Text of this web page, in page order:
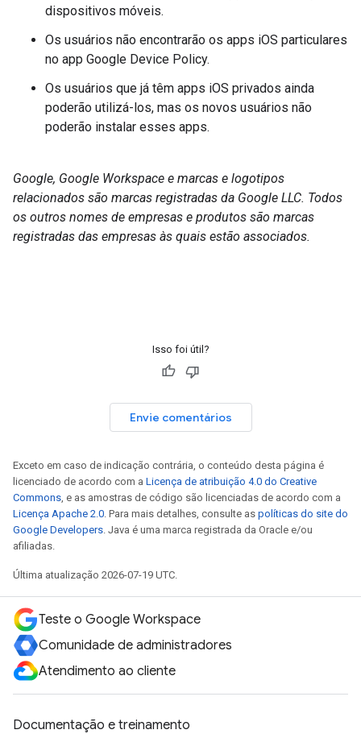
dispositivos móveis.
Os usuários não encontrarão os apps iOS particulares
no app Google Device Policy.
Os usuários que já têm apps iOS privados ainda
poderão utilizá-los, mas os novos usuários não
poderão instalar esses apps.
Google, Google Workspace e marcas e logotipos
relacionados são marcas registradas da Google LLC. Todos
os outros nomes de empresas e produtos são marcas
registradas das empresas às quais estão associados.
Isso foi útil?
Envie comentários
Exceto em caso de indicação contrária, o conteúdo desta página é
licenciado de acordo com a Licença de atribuição 4.0 do Creative
Commons, e as amostras de código são licenciadas de acordo com a
Licença Apache 2.0. Para mais detalhes, consulte as políticas do site do
Google Developers. Java é uma marca registrada da Oracle e/ou
afiliadas.
Última atualização 2026-07-19 UTC.
Teste o Google Workspace
Comunidade de administradores
Atendimento ao cliente
Documentação e treinamento